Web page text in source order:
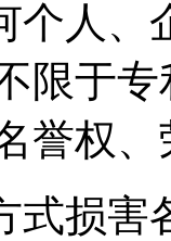
个人
限于
誉权
式损害